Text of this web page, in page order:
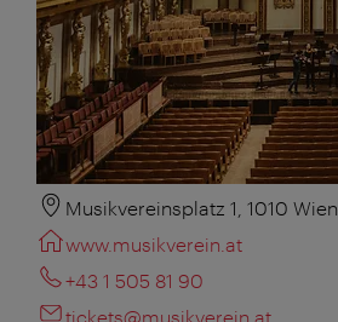
Musikvereinsplatz 1, 1010 Wien
www.musikverein.at
+43 1 505 81 90
tickets@musikverein.at